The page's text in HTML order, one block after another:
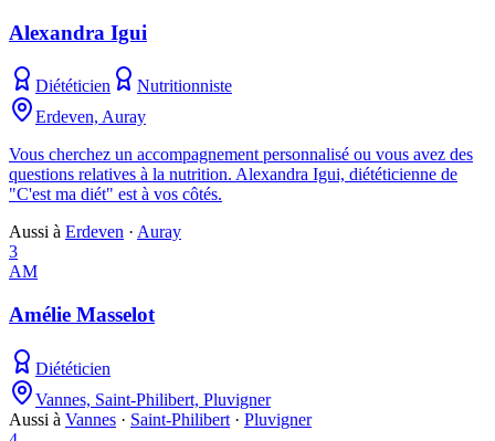
Alexandra Igui
Diététicien
Nutritionniste
Erdeven, Auray
Vous cherchez un accompagnement personnalisé ou vous avez des
questions relatives à la nutrition. Alexandra Igui, diététicienne de
"C'est ma diét" est à vos côtés.
Aussi à Erdeven · Auray
3
AM
Amélie Masselot
Diététicien
Vannes, Saint-Philibert, Pluvigner
Aussi à Vannes · Saint-Philibert · Pluvigner